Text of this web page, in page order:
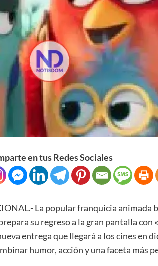
en tus Redes Sociales
La popular franquicia animada
su regreso a la gran pantalla con
entrega que llegará a los cines en
humor, acción y una faceta más